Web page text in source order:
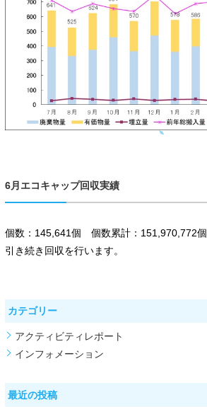
6月エコキャップ回収実績
個数：145,641個 個数累計：151,970,772個
引き続き回収を行います。
カテゴリー
アクティビティレポート
インフォメーション
最近の投稿